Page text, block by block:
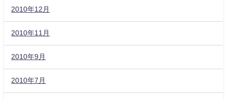
2010年12月
2010年11月
2010年9月
2010年7月